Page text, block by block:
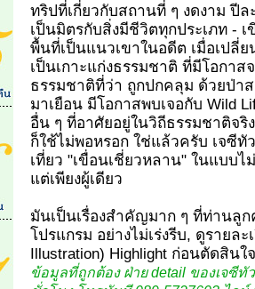
ทริปที่เกี่ยวกับสถานที่ ๆ งดงาม ปี
เป็นมิตรกับสิ่งมีชีวิตทุกประเภท -
พื้นที่เป็นแนวเขาในอดีต เมื่อเปลี่
เป็นเกาะแก่งธรรมชาติ ที่มีโอกาส
ธรรมชาติที่ว่า ถูกปกคลุม ด้วยป่า
มาเยือน มีโอกาสพบเจอกับ Wild
อื่น ๆ ที่อาศัยอยู่ในวิถีธรรมชาติจริ
ก็ใช้ไม่พอหรอก ใช่แล้วครับ เจซี
เที่ยว "เขื่อนเชี่ยวหลาน" ในแบบไ
แต่เพียงผู้เดียว
มันเป็นเรื่องสำคัญมาก ๆ ที่ท่านลูก
โปรแกรม อย่างไม่เร่งรีบ, ดูรายล
Illustration) Highlight ก่อนตัดสิน
ข้อมูลที่ถูกต้อง ฝ่าย detail ของเจซีทั